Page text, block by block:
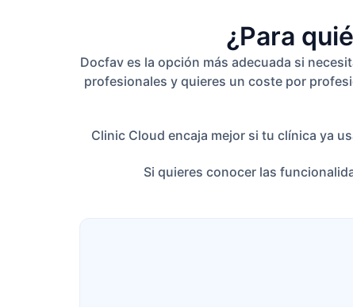
¿Para
Docfav es la opción más adecuada si
profesionales y quieres un coste por
Clinic Cloud encaja mejor si tu clínica ya
Si quieres conocer las